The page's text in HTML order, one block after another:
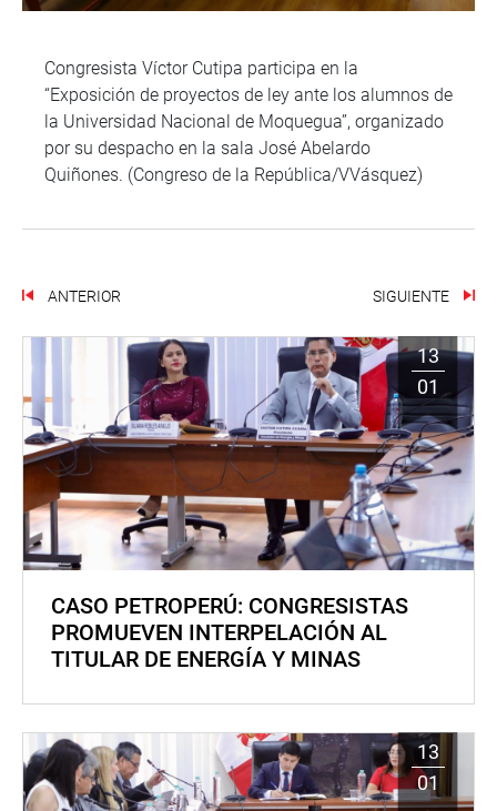
Congresista Víctor Cutipa participa en la
“Exposición de proyectos de ley ante los alumnos de
la Universidad Nacional de Moquegua”, organizado
por su despacho en la sala José Abelardo
Quiñones. (Congreso de la República/VVásquez)
ANTERIOR SIGUIENTE
13
01
CASO PETROPERÚ: CONGRESISTAS
PROMUEVEN INTERPELACIÓN AL
TITULAR DE ENERGÍA Y MINAS
13
01